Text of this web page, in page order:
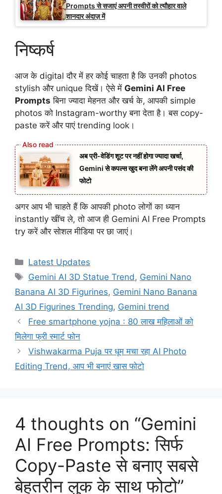
Prompts से सजाएं अपनी तस्वीरों को त्यौहार वाले
शानदार अंदाज़ में
निष्कर्ष
आज के digital दौर में हर कोई चाहता है कि उनकी photos
stylish और unique दिखें। ऐसे में Gemini AI Free
Prompts बिना ज्यादा मेहनत और खर्च के, आपकी simple
photos को Instagram-worthy बना देता है। बस copy-
paste करें और पाएं trending look।
अब प्री-वेडिंग शूट पर नहीं होगा ज्यादा खर्चा,
Gemini से कपल्स खुद बना लेंगे अपनी पसंद की
फोटो
अगर आप भी चाहते हैं कि आपकी photo लोगों का ध्यान
instantly खींच ले, तो आज ही Gemini AI Free Prompts
try करें और सोशल मीडिया पर छा जाएं।
Categories
Latest Updates
Tags
Gemini AI 3D Statue Trend, Gemini Nano
Banana AI 3D Figurines, Gemini Nano Banana
AI 3D Figurines Trending, Gemini trend
Free smartphone yojna : 80 लाख महिलाओं को
मिलेगा फ्री स्मार्ट फोन
Vishwakarma Puja पर धूम मचा रहा AI Photo
Editing Trend, आप भी बनाएं खास फोटो
4 thoughts on “Gemini
AI Free Prompts: सिर्फ
Copy-Paste से बनाए सबसे
बेहतरीन लुक के साथ फोटो”